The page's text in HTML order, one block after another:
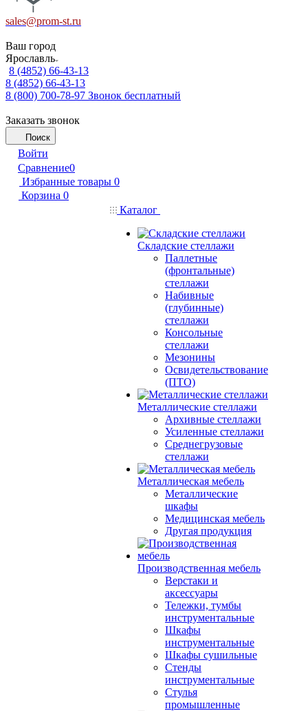
sales@prom-st.ru
Ваш город
Ярославль
8 (4852) 66-43-13
8 (4852) 66-43-13
8 (800) 700-78-97 Звонок бесплатный
Заказать звонок
Поиск
Войти
Сравнение0
Избранные товары 0
Корзина 0
Каталог
Складские стеллажи
Паллетные
(фронтальные)
стеллажи
Набивные
(глубинные)
стеллажи
Консольные
стеллажи
Мезонины
Освидетельствование
(ПТО)
Металлические стеллажи
Архивные стеллажи
Усиленные стеллажи
Среднегрузовые
стеллажи
Металлическая мебель
Металлические
шкафы
Медицинская мебель
Другая продукция
Производственная мебель
Верстаки и
аксессуары
Тележки, тумбы
инструментальные
Шкафы
инструментальные
Шкафы сушильные
Стенды
инструментальные
Cтулья
промышленные